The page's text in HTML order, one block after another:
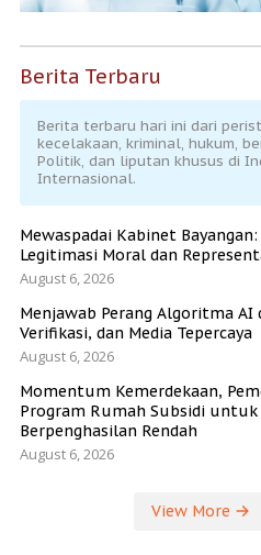
Berita Terbaru
Berita terbaru hari ini dari
kecelakaan, kriminal, hukum,
Politik, dan liputan khusus di
Internasional.
Mewaspadai Kabinet
Legitimasi Moral dan
August 6, 2026
Menjawab Perang Algoritma AI
Verifikasi, dan Media Tepercaya
August 6, 2026
Momentum Kemerdekaan,
Program Rumah Subsidi untuk
Berpenghasilan Rendah
August 6, 2026
View More